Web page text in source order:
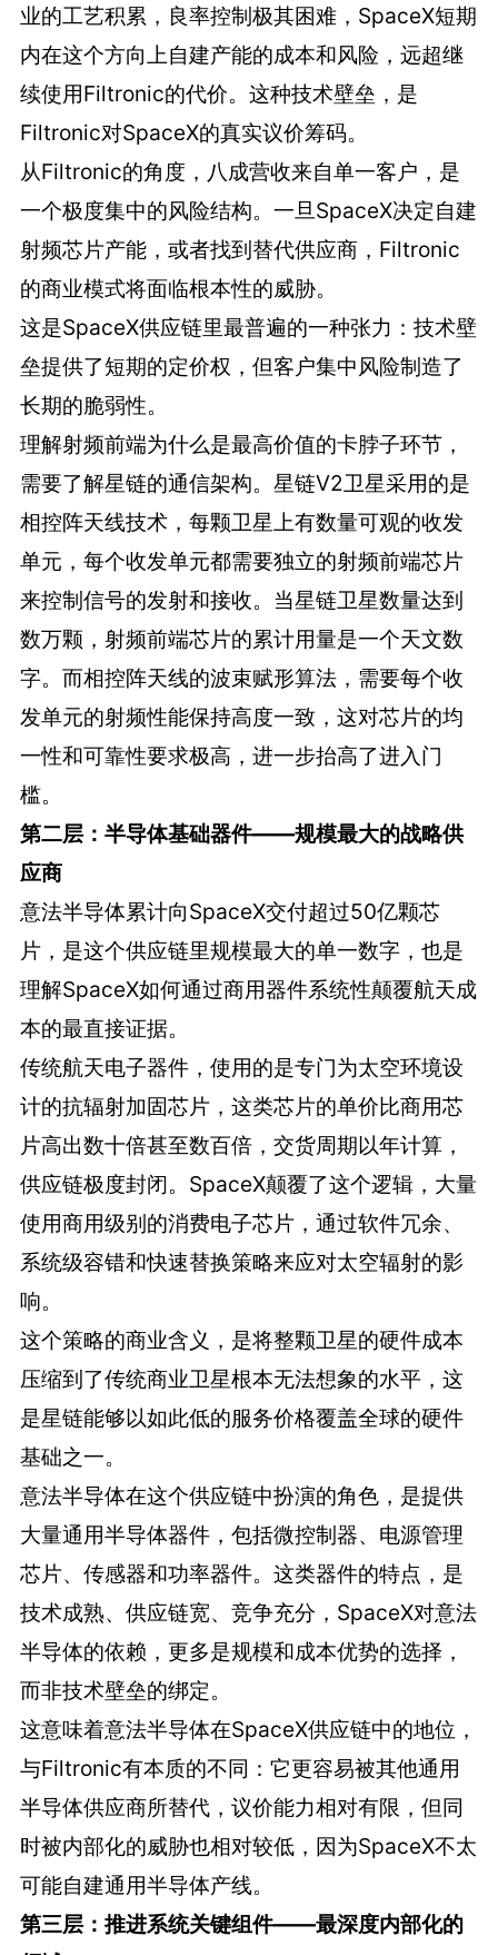
业的工艺积累，良率控制极其困难，SpaceX短期
内在这个方向上自建产能的成本和风险，远超继
续使用Filtronic的代价。这种技术壁垒，是
Filtronic对SpaceX的真实议价筹码。
从Filtronic的角度，八成营收来自单一客户，是
一个极度集中的风险结构。一旦SpaceX决定自建
射频芯片产能，或者找到替代供应商，Filtronic
的商业模式将面临根本性的威胁。
这是SpaceX供应链里最普遍的一种张力：技术壁
垒提供了短期的定价权，但客户集中风险制造了
长期的脆弱性。
理解射频前端为什么是最高价值的卡脖子环节，
需要了解星链的通信架构。星链V2卫星采用的是
相控阵天线技术，每颗卫星上有数量可观的收发
单元，每个收发单元都需要独立的射频前端芯片
来控制信号的发射和接收。当星链卫星数量达到
数万颗，射频前端芯片的累计用量是一个天文数
字。而相控阵天线的波束赋形算法，需要每个收
发单元的射频性能保持高度一致，这对芯片的均
一性和可靠性要求极高，进一步抬高了进入门
槛。
第二层：半导体基础器件——规模最大的战略供
应商
意法半导体累计向SpaceX交付超过50亿颗芯
片，是这个供应链里规模最大的单一数字，也是
理解SpaceX如何通过商用器件系统性颠覆航天成
本的最直接证据。
传统航天电子器件，使用的是专门为太空环境设
计的抗辐射加固芯片，这类芯片的单价比商用芯
片高出数十倍甚至数百倍，交货周期以年计算，
供应链极度封闭。SpaceX颠覆了这个逻辑，大量
使用商用级别的消费电子芯片，通过软件冗余、
系统级容错和快速替换策略来应对太空辐射的影
响。
这个策略的商业含义，是将整颗卫星的硬件成本
压缩到了传统商业卫星根本无法想象的水平，这
是星链能够以如此低的服务价格覆盖全球的硬件
基础之一。
意法半导体在这个供应链中扮演的角色，是提供
大量通用半导体器件，包括微控制器、电源管理
芯片、传感器和功率器件。这类器件的特点，是
技术成熟、供应链宽、竞争充分，SpaceX对意法
半导体的依赖，更多是规模和成本优势的选择，
而非技术壁垒的绑定。
这意味着意法半导体在SpaceX供应链中的地位，
与Filtronic有本质的不同：它更容易被其他通用
半导体供应商所替代，议价能力相对有限，但同
时被内部化的威胁也相对较低，因为SpaceX不太
可能自建通用半导体产线。
第三层：推进系统关键组件——最深度内部化的